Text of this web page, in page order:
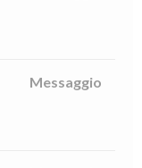
Messaggio